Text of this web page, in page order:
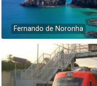
Fernando de Noronha